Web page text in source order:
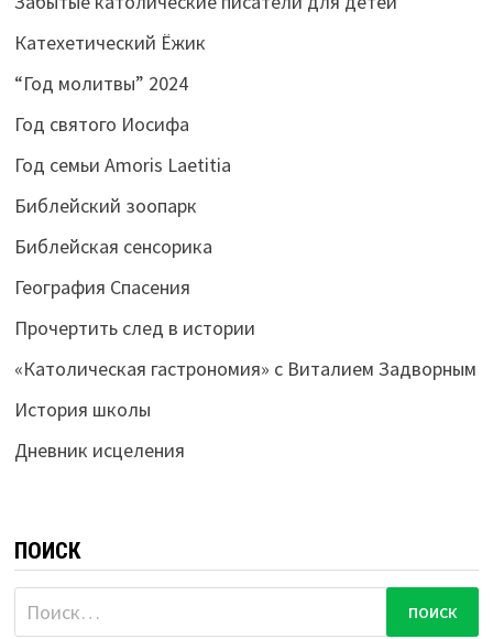
Катехетический Ёжик
“Год молитвы” 2024
Год святого Иосифа
Год семьи Amoris Laetitia
Библейский зоопарк
Библейская сенсорика
География Спасения
Прочертить след в истории
«Католическая гастрономия» с Виталием Задворным
История школы
Дневник исцеления
ПОИСК
Найти: